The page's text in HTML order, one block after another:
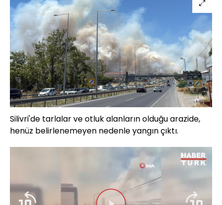
Silivri'de tarlalar ve otluk alanların olduğu arazide,
henüz belirlenemeyen nedenle yangın çıktı.